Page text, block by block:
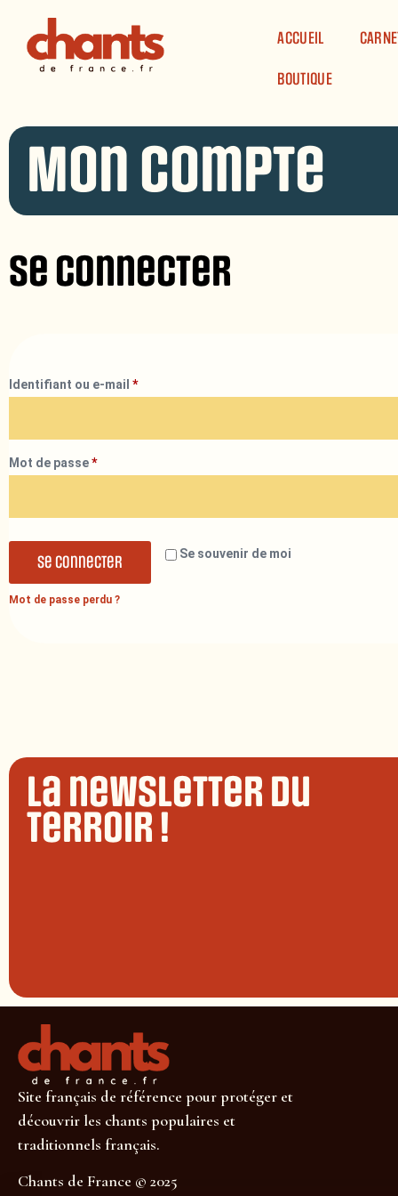
ACCUEIL
BOUTIQUE
Mon compte
Se connecter
Identifiant ou e-mail *
Mot de passe*
Se souvenir de moi
Se connecter
Mot de passe perdu ?
La newsletter du
terroir !
Site français de référence pour protéger et
découvrir les chants populaires et
traditionnels français.
Chants de France © 2025